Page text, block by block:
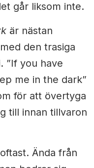
går liksom inte.
är nästan
den trasiga
”If you have
me in the dark”
för att övertyga
till innan tillvaron
Ända från